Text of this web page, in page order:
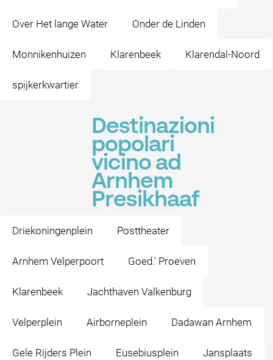
Over Het lange Water Onder de Linden
Monnikenhuizen Klarenbeek Klarendal-Noord
spijkerkwartier
Destinazioni
popolari
vicino ad
Arnhem
Presikhaaf
Driekoningenplein Posttheater
Arnhem Velperpoort Goed.' Proeven
Klarenbeek Jachthaven Valkenburg
Velperplein Airborneplein Dadawan Arnhem
Gele Rijders Plein Eusebiusplein Jansplaats